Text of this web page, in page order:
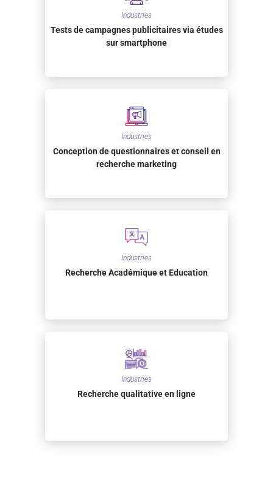
Industries
Tests de campagnes publicitaires via études
sur smartphone
Industries
Conception de questionnaires et conseil en
recherche marketing
Industries
Recherche Académique et Education
Industries
Recherche qualitative en ligne